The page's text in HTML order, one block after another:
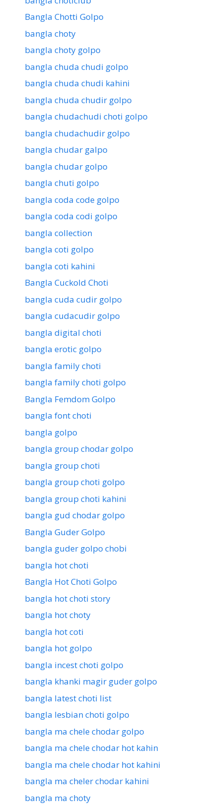
Bangla Chotti Golpo
bangla choty
bangla choty golpo
bangla chuda chudi golpo
bangla chuda chudi kahini
bangla chuda chudir golpo
bangla chudachudi choti golpo
bangla chudachudir golpo
bangla chudar galpo
bangla chudar golpo
bangla chuti golpo
bangla coda code golpo
bangla coda codi golpo
bangla collection
bangla coti golpo
bangla coti kahini
Bangla Cuckold Choti
bangla cuda cudir golpo
bangla cudacudir golpo
bangla digital choti
bangla erotic golpo
bangla family choti
bangla family choti golpo
Bangla Femdom Golpo
bangla font choti
bangla golpo
bangla group chodar golpo
bangla group choti
bangla group choti golpo
bangla group choti kahini
bangla gud chodar golpo
Bangla Guder Golpo
bangla guder golpo chobi
bangla hot choti
Bangla Hot Choti Golpo
bangla hot choti story
bangla hot choty
bangla hot coti
bangla hot golpo
bangla incest choti golpo
bangla khanki magir guder golpo
bangla latest choti list
bangla lesbian choti golpo
bangla ma chele chodar golpo
bangla ma chele chodar hot kahin
bangla ma chele chodar hot kahini
bangla ma cheler chodar kahini
bangla ma choty